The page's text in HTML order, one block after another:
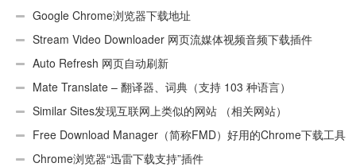
Google Chrome浏览器下载地址
Stream Video Downloader 网页流媒体视频音频下载插件
Auto Refresh 网页自动刷新
Mate Translate – 翻译器、词典（支持 103 种语言）
Similar Sites发现互联网上类似的网站 （相关网站）
Free Download Manager（简称FMD）好用的Chrome下载工具
插件Chrome浏览器“迅雷下载支持”插件